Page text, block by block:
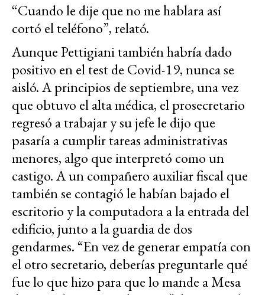
“Cuando le dije que no me hablara así
cortó el teléfono”, relató.
Aunque Pettigiani también habría dado
positivo en el test de Covid-19, nunca se
aisló. A principios de septiembre, una vez
que obtuvo el alta médica, el prosecretario
regresó a trabajar y su jefe le dijo que
pasaría a cumplir tareas administrativas
menores, algo que interpretó como un
castigo. A un compañero auxiliar fiscal que
también se contagió le habían bajado el
escritorio y la computadora a la entrada del
edificio, junto a la guardia de dos
gendarmes. “En vez de generar empatía con
el otro secretario, deberías preguntarle qué
fue lo que hizo para que lo mande a Mesa